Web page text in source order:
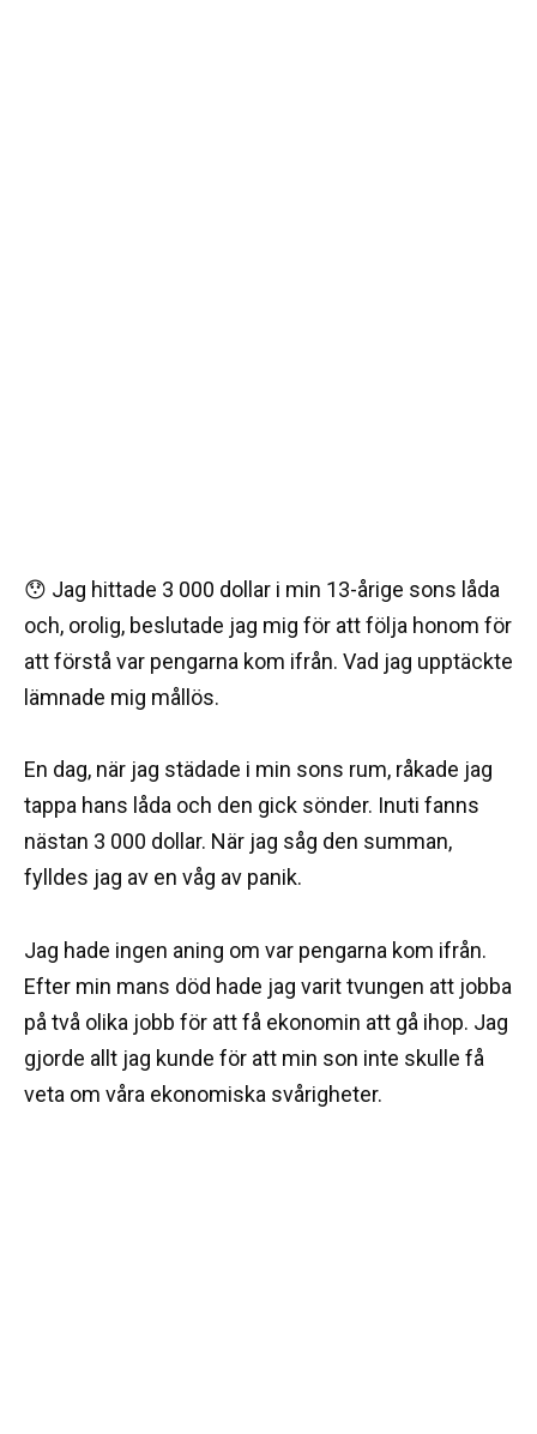
😯 Jag hittade 3 000 dollar i min 13-årige sons låda
och, orolig, beslutade jag mig för att följa honom för
att förstå var pengarna kom ifrån. Vad jag upptäckte
lämnade mig mållös.
En dag, när jag städade i min sons rum, råkade jag
tappa hans låda och den gick sönder. Inuti fanns
nästan 3 000 dollar. När jag såg den summan,
fylldes jag av en våg av panik.
Jag hade ingen aning om var pengarna kom ifrån.
Efter min mans död hade jag varit tvungen att jobba
på två olika jobb för att få ekonomin att gå ihop. Jag
gjorde allt jag kunde för att min son inte skulle få
veta om våra ekonomiska svårigheter.